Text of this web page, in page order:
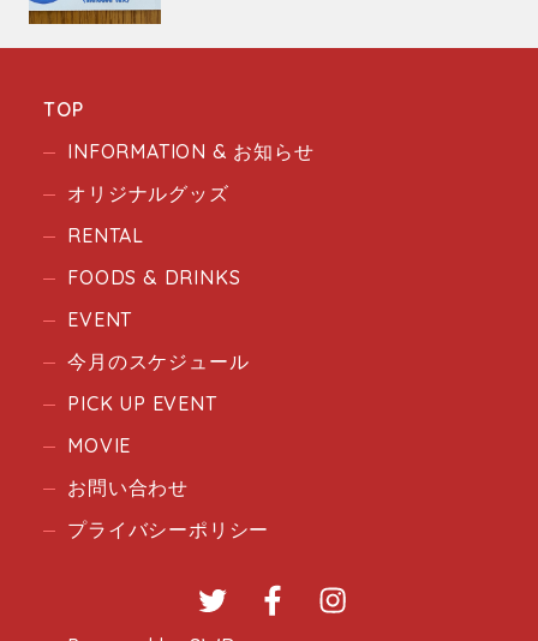
TOP
INFORMATION & お知らせ
オリジナルグッズ
RENTAL
FOODS & DRINKS
EVENT
今月のスケジュール
PICK UP EVENT
MOVIE
お問い合わせ
プライバシーポリシー
Twitter Facebook